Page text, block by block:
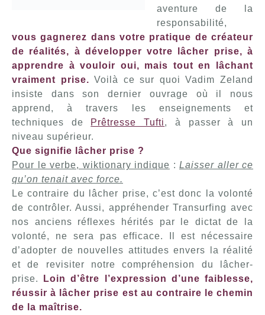
aventure de la
responsabilité,
vous gagnerez dans votre pratique de créateur
de réalités, à développer votre lâcher prise, à
apprendre à vouloir oui, mais tout en lâchant
vraiment prise. Voilà ce sur quoi Vadim Zeland
insiste dans son dernier ouvrage où il nous
apprend, à travers les enseignements et
techniques de Prêtresse Tufti, à passer à un
niveau supérieur.
Que signifie lâcher prise ?
Pour le verbe, wiktionary indique : Laisser aller ce
qu’on tenait avec force.
Le contraire du lâcher prise, c’est donc la volonté
de contrôler. Aussi, appréhender Transurfing avec
nos anciens réflexes hérités par le dictat de la
volonté, ne sera pas efficace. Il est nécessaire
d’adopter de nouvelles attitudes envers la réalité
et de revisiter notre compréhension du lâcher-
prise.
Loin d’être l’expression d’une faiblesse,
réussir à lâcher prise est au contraire le chemin
de la maîtrise.